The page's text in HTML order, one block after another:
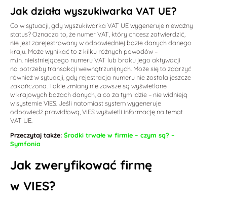
Jak działa wyszukiwarka VAT UE?
Co w sytuacji, gdy wyszukiwarka VAT UE wygeneruje nieważny
status? Oznacza to, że numer VAT, który chcesz zatwierdzić,
nie jest zarejestrowany w odpowiedniej bazie danych danego
kraju. Może wynikać to z kilku różnych powodów –
m.in. nieistniejącego numeru VAT lub braku jego aktywacji
na potrzeby transakcji wewnątrzunijnych. Może się to zdarzyć
również w sytuacji, gdy rejestracja numeru nie została jeszcze
zakończona. Takie zmiany nie zawsze są wyświetlane
w krajowych bazach danych, a co za tym idzie – nie widnieją
w systemie VIES. Jeśli natomiast system wygeneruje
odpowiedź prawidłową, VIES wyświetli informację na temat
VAT UE.
Przeczytaj także:Środki trwałe w firmie – czym są? –
Symfonia
Jak zweryfikować firmę
w VIES?